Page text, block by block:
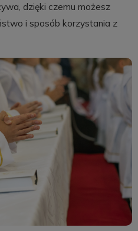
dzięki czemu możesz
i sposób korzystania z